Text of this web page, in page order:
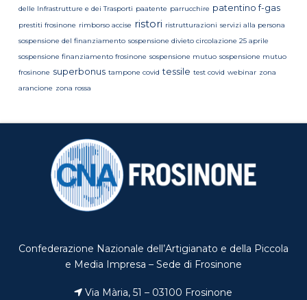
delle Infrastrutture e dei Trasporti paatente parrucchire patentino f-gas
prestiti frosinone rimborso accise ristori ristrutturazioni servizi alla persona
sospensione del finanziamento sospensione divieto circolazione 25 aprile
sospensione finanziamento frosinone sospensione mutuo sospensione mutuo
frosinone superbonus tampone covid tessile test covid webinar zona
arancione zona rossa
Confederazione Nazionale dell’Artigianato e della Piccola
e Media Impresa – Sede di Frosinone
Via Mària, 51 – 03100 Frosinone